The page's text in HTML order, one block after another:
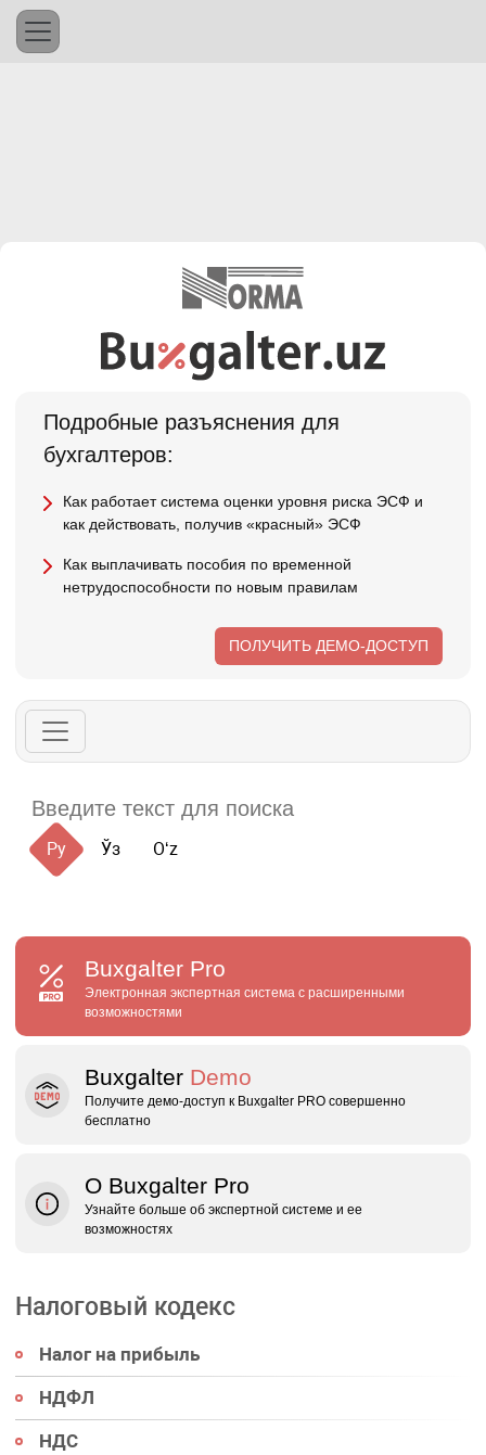
Подробные разъяснения для
бухгалтеров:
Как работает система оценки уровня риска ЭСФ и
как действовать, получив «красный» ЭСФ
Как выплачивать пособия по временной
нетрудоспособности по новым правилам
ПОЛУЧИТЬ ДЕМО-ДОСТУП
Ру Ўз Oʻz
Buxgalter Pro
Электронная экспертная система с расширенными
возможностями
Buxgalter Demo
Получите демо‑доступ к Buxgalter PRO совершенно
бесплатно
О Buxgalter Pro
Узнайте больше об экспертной системе и ее
возможностях
Налоговый кодекс
Налог на прибыль
НДФЛ
НДС